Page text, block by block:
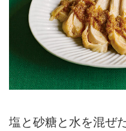
塩と砂糖と水を混ぜ